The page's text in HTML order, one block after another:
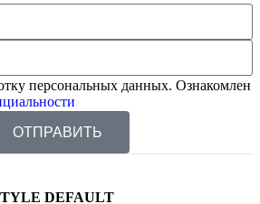
персональных данных. Ознакомлен
ОТПРАВИТЬ
DEFAULT